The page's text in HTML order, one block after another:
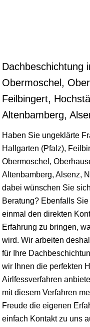
Dachbeschichtung
Obermoschel,
Feilbingert,
Altenbamberg,
Haben Sie ungeklärte
Hallgarten (Pfalz),
Obermoschel,
Altenbamberg, Alsenz,
dabei wünschen Sie
Beratung? Ebenfalls
einmal den direkten
Erfahrung zu bringen,
wird. Wir arbeiten
für Ihre
wir Ihnen die perfekten
Airlfessverfahren
mit diesem Verfahren
Freude die eigenen
einfach Kontakt zu uns